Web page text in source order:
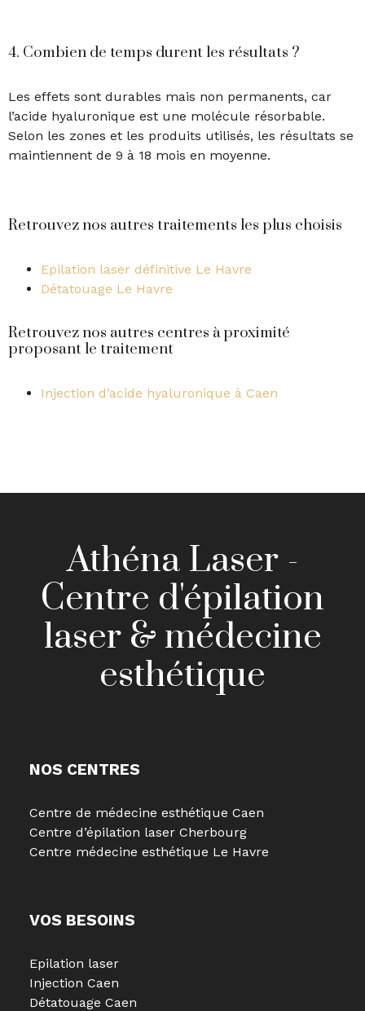
4. Combien de temps durent les résultats ?
Les effets sont durables mais non permanents, car
l’acide hyaluronique est une molécule résorbable.
Selon les zones et les produits utilisés, les résultats se
maintiennent de 9 à 18 mois en moyenne.
Retrouvez nos autres traitements les plus choisis
Epilation laser définitive Le Havre
Détatouage Le Havre
Retrouvez nos autres centres à proximité
proposant le traitement
Injection d’acide hyaluronique à Caen
Athéna Laser -
Centre d'épilation
laser & médecine
esthétique
NOS CENTRES
Centre de médecine esthétique Caen
Centre d’épilation laser Cherbourg
Centre médecine esthétique Le Havre
VOS BESOINS
Epilation laser
Injection Caen
Détatouage Caen